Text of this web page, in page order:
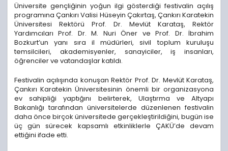
Üniversite gençliğinin yoğun ilgi gösterdiği festivalin açılış
programına Çankırı Valisi Hüseyin Çakırtaş, Çankırı Karatekin
Üniversitesi Rektörü Prof. Dr. Mevlüt Karataş, Rektör
Yardımcıları Prof. Dr. M. Nuri Öner ve Prof. Dr. İbrahim
Bozkurt’un yanı sıra il müdürleri, sivil toplum kuruluşu
temsilcileri, akademisyenler, sanayiciler, iş insanları,
öğrenciler ve vatandaşlar katıldı.
Festivalin açılışında konuşan Rektör Prof. Dr. Mevlüt Karataş,
Çankırı Karatekin Üniversitesinin önemli bir organizasyona
ev sahipliği yaptığını belirterek, Ulaştırma ve Altyapı
Bakanlığı tarafından üniversitelerde düzenlenen festivalin
daha önce birçok üniversitede gerçekleştirildiğini, bugün ise
üç gün sürecek kapsamlı etkinliklerle ÇAKÜ’de devam
ettiğini ifade etti.